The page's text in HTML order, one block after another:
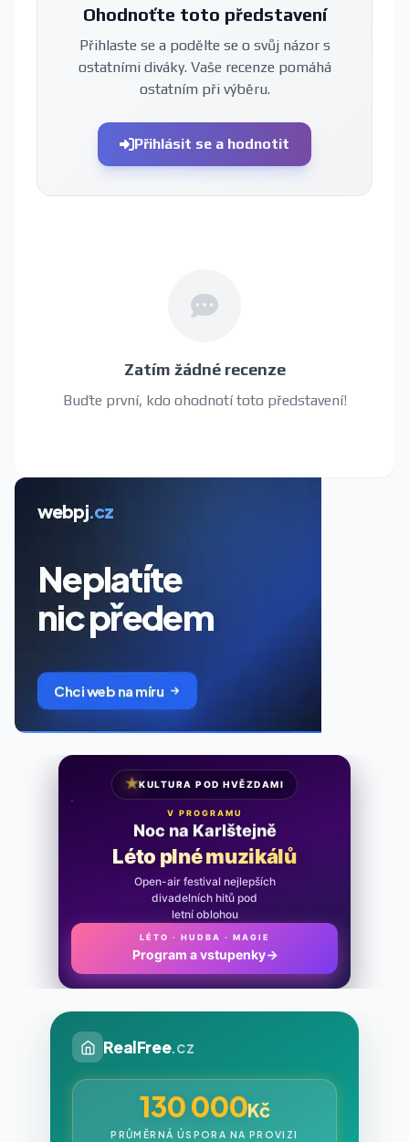
Ohodnoťte toto představení
Přihlaste se a podělte se o svůj názor s
ostatními diváky. Vaše recenze pomáhá
ostatním při výběru.
Přihlásit se a hodnotit
Zatím žádné recenze
Buďte první, kdo ohodnotí toto představení!
★KULTURA POD HVĚZDAMI
V PROGRAMU
Noc na Karlštejně
Léto plné muzikálů
Open-air festival nejlepších
divadelních hitů pod
letní oblohou
LÉTO · HUDBA · MAGIE
Program a vstupenky→
RealFree.cz
130 000Kč
PRŮMĚRNÁ ÚSPORA NA PROVIZI